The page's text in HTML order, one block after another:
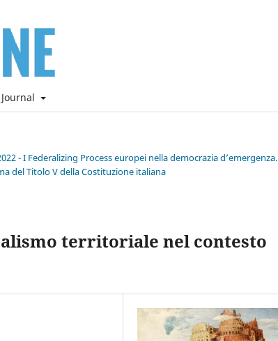
- I Federalizing Process europei nella democrazia d’emergenza.
del Titolo V della Costituzione italiana
territoriale nel contesto